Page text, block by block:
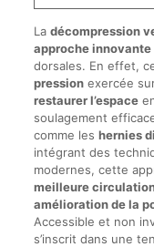
La décompression
approche innovante
dorsales. En effet,
pressionexercée
restaurer l’espace
soulagement
comme les hernies
intégrant des
modernes, cette
meilleure
amélioration de la
Accessible et non
s’inscrit dans une